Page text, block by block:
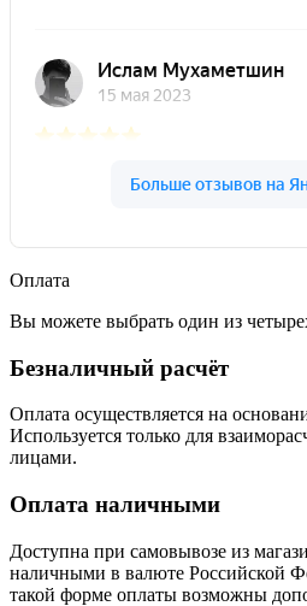
Оплата
Вы можете выбрать один из
Безналичный расчёт
Оплата осуществляется на
Используется только для
лицами.
Оплата наличными
Доступна при самовывозе из
наличными в валюте Российской
такой форме оплаты возможны